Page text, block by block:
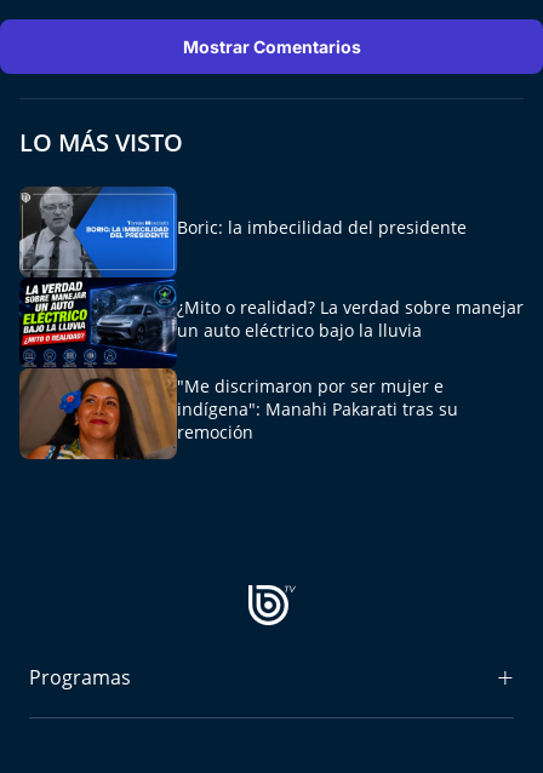
Mostrar Comentarios
LO MÁS VISTO
Boric: la imbecilidad del presidente
¿Mito o realidad? La verdad sobre manejar
un auto eléctrico bajo la lluvia
"Me discrimaron por ser mujer e
indígena": Manahi Pakarati tras su
remoción
Programas